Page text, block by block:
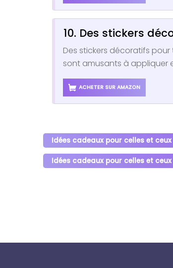
10. Des stickers
Des stickers décoratifs
sont amusants à appliquer
ACHETER SUR AMAZON
Idées cadeaux pour celles et
Idées cadeaux pour celles et